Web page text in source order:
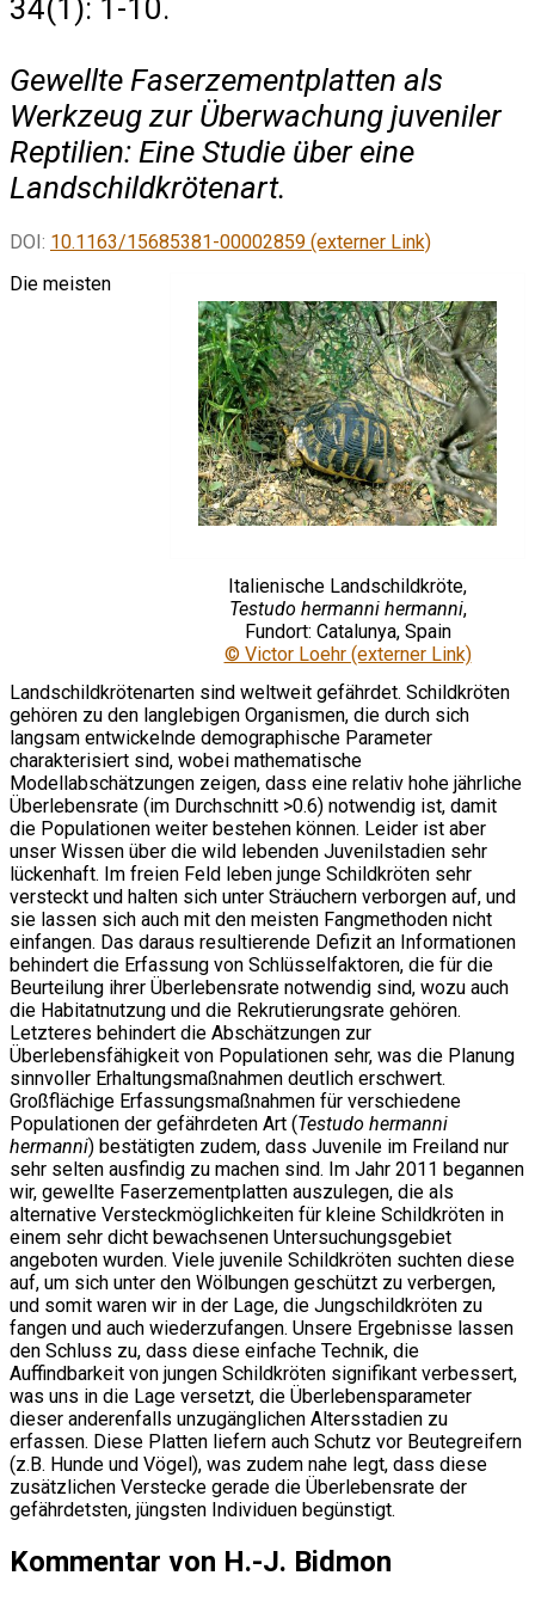
34(1): 1-10.
Gewellte Faserzementplatten als
Werkzeug zur Überwachung juveniler
Reptilien: Eine Studie über eine
Landschildkrötenart.
DOI: 10.1163/15685381-00002859 (externer Link)
Italienische Landschildkröte,
Testudo hermanni hermanni,
Fundort: Catalunya, Spain
© Victor Loehr (externer Link)
Die meisten
Landschildkrötenarten sind weltweit gefährdet. Schildkröten
gehören zu den langlebigen Organismen, die durch sich
langsam entwickelnde demographische Parameter
charakterisiert sind, wobei mathematische
Modellabschätzungen zeigen, dass eine relativ hohe jährliche
Überlebensrate (im Durchschnitt >0.6) notwendig ist, damit
die Populationen weiter bestehen können. Leider ist aber
unser Wissen über die wild lebenden Juvenilstadien sehr
lückenhaft. Im freien Feld leben junge Schildkröten sehr
versteckt und halten sich unter Sträuchern verborgen auf, und
sie lassen sich auch mit den meisten Fangmethoden nicht
einfangen. Das daraus resultierende Defizit an Informationen
behindert die Erfassung von Schlüsselfaktoren, die für die
Beurteilung ihrer Überlebensrate notwendig sind, wozu auch
die Habitatnutzung und die Rekrutierungsrate gehören.
Letzteres behindert die Abschätzungen zur
Überlebensfähigkeit von Populationen sehr, was die Planung
sinnvoller Erhaltungsmaßnahmen deutlich erschwert.
Großflächige Erfassungsmaßnahmen für verschiedene
Populationen der gefährdeten Art (Testudo hermanni
hermanni) bestätigten zudem, dass Juvenile im Freiland nur
sehr selten ausfindig zu machen sind. Im Jahr 2011 begannen
wir, gewellte Faserzementplatten auszulegen, die als
alternative Versteckmöglichkeiten für kleine Schildkröten in
einem sehr dicht bewachsenen Untersuchungsgebiet
angeboten wurden. Viele juvenile Schildkröten suchten diese
auf, um sich unter den Wölbungen geschützt zu verbergen,
und somit waren wir in der Lage, die Jungschildkröten zu
fangen und auch wiederzufangen. Unsere Ergebnisse lassen
den Schluss zu, dass diese einfache Technik, die
Auffindbarkeit von jungen Schildkröten signifikant verbessert,
was uns in die Lage versetzt, die Überlebensparameter
dieser anderenfalls unzugänglichen Altersstadien zu
erfassen. Diese Platten liefern auch Schutz vor Beutegreifern
(z.B. Hunde und Vögel), was zudem nahe legt, dass diese
zusätzlichen Verstecke gerade die Überlebensrate der
gefährdetsten, jüngsten Individuen begünstigt.
Kommentar von H.-J. Bidmon